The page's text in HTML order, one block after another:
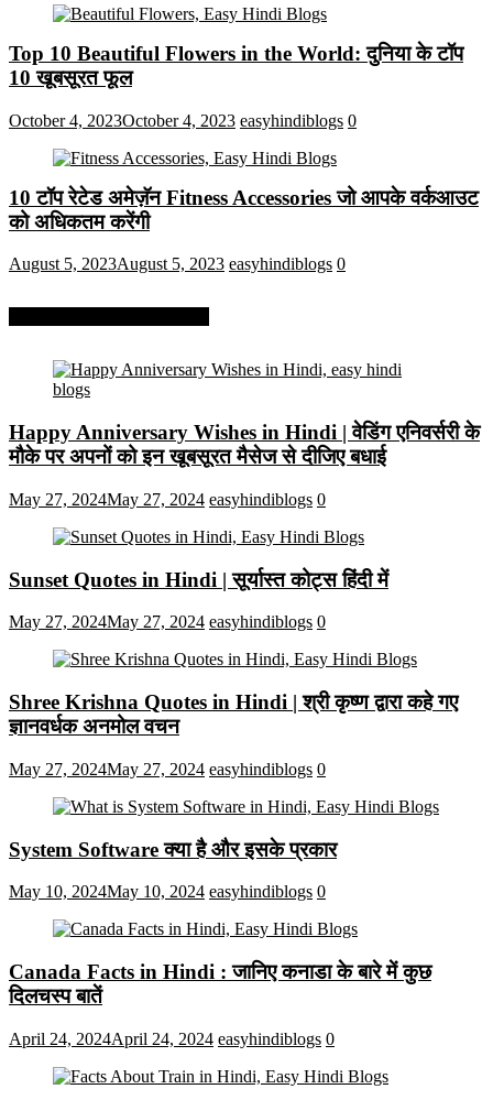
Top 10 Beautiful Flowers in the World: दुनिया के टॉप
10 खूबसूरत फूल
October 4, 2023October 4, 2023 easyhindiblogs 0
10 टॉप रेटेड अमेज़ॅन Fitness Accessories जो आपके वर्कआउट
को अधिकतम करेंगी
August 5, 2023August 5, 2023 easyhindiblogs 0
Happy Anniversary Wishes in Hindi | वेडिंग एनिवर्सरी के
मौके पर अपनों को इन खूबसूरत मैसेज से दीजिए बधाई
May 27, 2024May 27, 2024 easyhindiblogs 0
Sunset Quotes in Hindi | सूर्यास्त कोट्स हिंदी में
May 27, 2024May 27, 2024 easyhindiblogs 0
Shree Krishna Quotes in Hindi | श्री कृष्ण द्वारा कहे गए
ज्ञानवर्धक अनमोल वचन
May 27, 2024May 27, 2024 easyhindiblogs 0
System Software क्या है और इसके प्रकार
May 10, 2024May 10, 2024 easyhindiblogs 0
Canada Facts in Hindi : जानिए कनाडा के बारे में कुछ
दिलचस्प बातें
April 24, 2024April 24, 2024 easyhindiblogs 0